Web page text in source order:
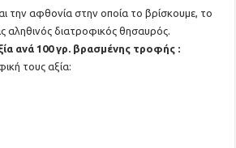
την αφθονία στην οποία το βρίσκουμε, το
αληθινός διατροφικός θησαυρός.
ανά 100 γρ. βρασμένης τροφής :
τους αξία: